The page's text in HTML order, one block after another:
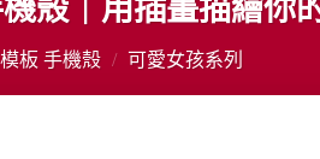
殼｜用插畫描繪你
板 手機殼 / 可愛女孩系列